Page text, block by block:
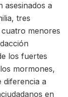
asesinados a
tres
cuatro menores
los fuertes
mormones,
diferencia a
en